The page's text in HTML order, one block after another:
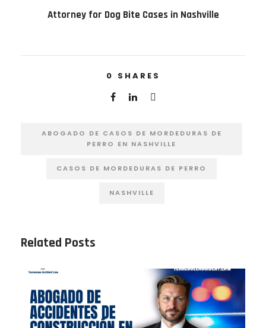
Attorney for Dog Bite Cases in Nashville
0 SHARES
ABOGADO DE CASOS DE MORDEDURAS DE
PERRO EN NASHVILLE
CASOS DE MORDEDURAS DE PERRO
NASHVILLE
Related Posts